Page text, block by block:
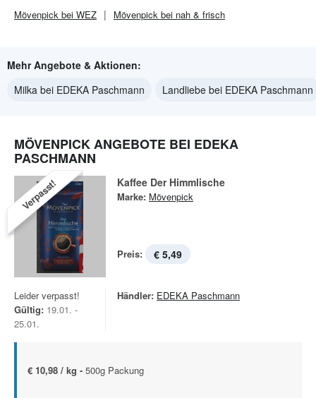
Mövenpick bei WEZ
Mövenpick bei nah & frisch
Mehr Angebote & Aktionen:
Milka bei EDEKA Paschmann
Landliebe bei EDEKA Paschmann
MÖVENPICK ANGEBOTE BEI EDEKA
PASCHMANN
Verpasst! Kaffee Der Himmlische
Marke: Mövenpick
Preis: € 5,49
Leider verpasst!
Gültig: 19.01. -
25.01.
Händler: EDEKA Paschmann
€ 10,98 / kg - 500g Packung